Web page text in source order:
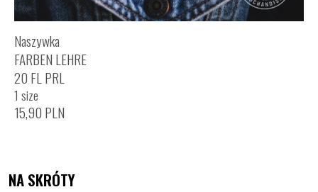
Naszywka
FARBEN LEHRE
20 FL PRL
1 size
15,90 PLN
NA SKRÓTY